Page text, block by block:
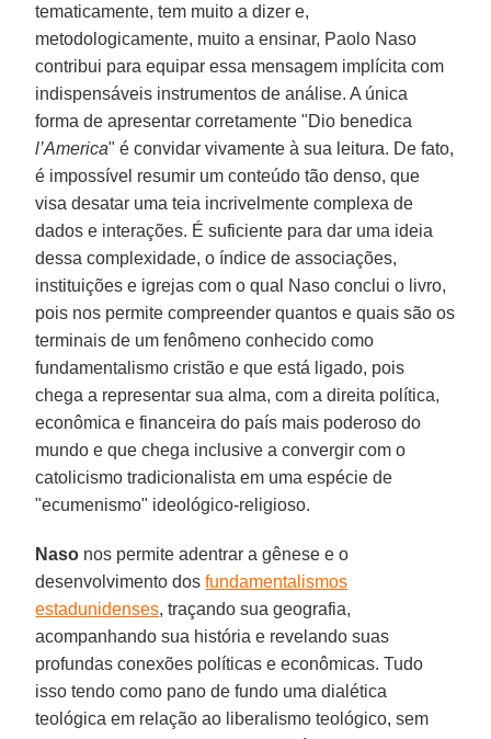
tematicamente, tem muito a dizer e,
metodologicamente, muito a ensinar, Paolo Naso
contribui para equipar essa mensagem implícita com
indispensáveis instrumentos de análise. A única
forma de apresentar corretamente "Dio benedica
l’America" é convidar vivamente à sua leitura. De fato,
é impossível resumir um conteúdo tão denso, que
visa desatar uma teia incrivelmente complexa de
dados e interações. É suficiente para dar uma ideia
dessa complexidade, o índice de associações,
instituições e igrejas com o qual Naso conclui o livro,
pois nos permite compreender quantos e quais são os
terminais de um fenômeno conhecido como
fundamentalismo cristão e que está ligado, pois
chega a representar sua alma, com a direita política,
econômica e financeira do país mais poderoso do
mundo e que chega inclusive a convergir com o
catolicismo tradicionalista em uma espécie de
"ecumenismo" ideológico-religioso.
Naso nos permite adentrar a gênese e o
desenvolvimento dosfundamentalismos
estadunidenses, traçando sua geografia,
acompanhando sua história e revelando suas
profundas conexões políticas e econômicas. Tudo
isso tendo como pano de fundo uma dialética
teológica em relação ao liberalismo teológico, sem